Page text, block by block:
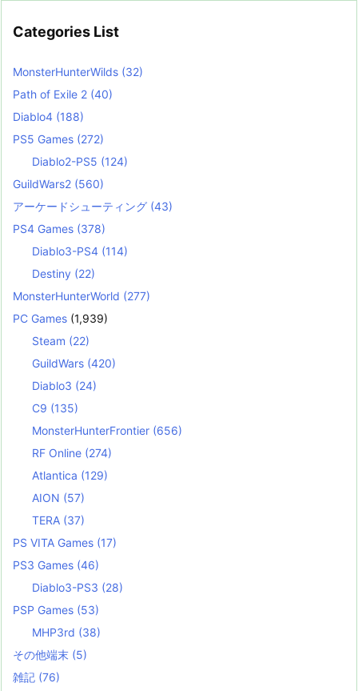
Categories List
MonsterHunterWilds (32)
Path of Exile 2 (40)
Diablo4 (188)
PS5 Games (272)
Diablo2-PS5 (124)
GuildWars2 (560)
アーケードシューティング (43)
PS4 Games (378)
Diablo3-PS4 (114)
Destiny (22)
MonsterHunterWorld (277)
PC Games (1,939)
Steam (22)
GuildWars (420)
Diablo3 (24)
C9 (135)
MonsterHunterFrontier (656)
RF Online (274)
Atlantica (129)
AION (57)
TERA (37)
PS VITA Games (17)
PS3 Games (46)
Diablo3-PS3 (28)
PSP Games (53)
MHP3rd (38)
その他端末 (5)
雑記 (76)